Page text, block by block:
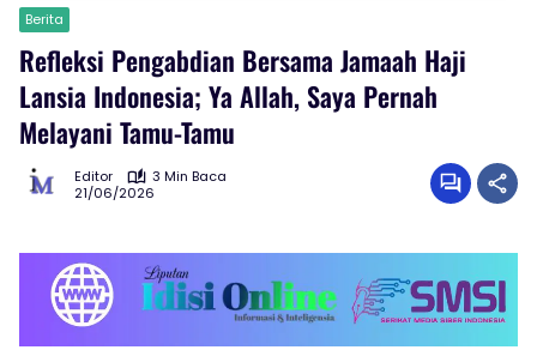
Berita
Refleksi Pengabdian Bersama Jamaah Haji
Lansia Indonesia; Ya Allah, Saya Pernah
Melayani Tamu-Tamu
Editor
3 Min Baca
21/06/2026